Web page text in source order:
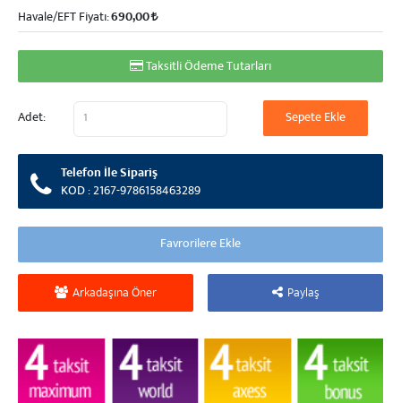
Arkadaşına Öner Paylaş
Telefon İle Sipariş
KOD : 2167-9786158463289
Havale/EFT Fiyatı:690,00
Taksitli Ödeme Tutarları
Adet: